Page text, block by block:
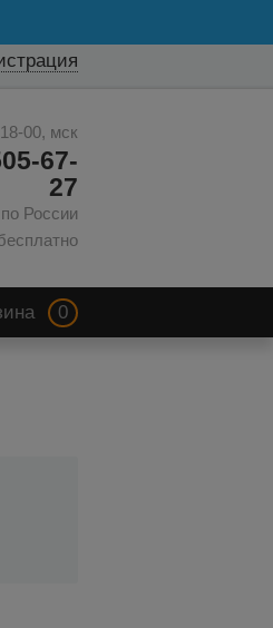
00, мск
67-
27
России
0